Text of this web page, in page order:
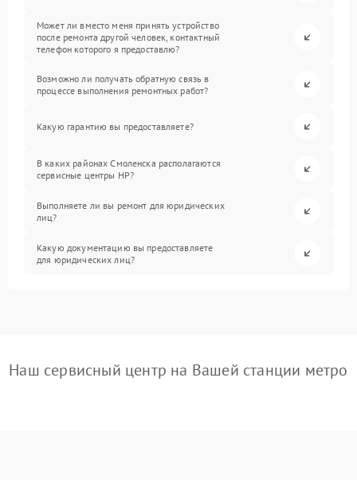
Может ли вместо меня принять устройство
после ремонта другой человек, контактный
телефон которого я предоставлю?
Возможно ли получать обратную связь в
процессе выполнения ремонтных работ?
Какую гарантию вы предоставляете?
В каких районах Смоленска располагаются
сервисные центры HP?
Выполняете ли вы ремонт для юридических
лиц?
Какую документацию вы предоставляете
для юридических лиц?
Наш сервисный центр на Вашей станции метро